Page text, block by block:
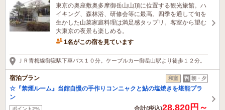
東京の奥座敷奥多摩御岳山山頂に位置する観光旅館。ハ
イキング、森林浴、研修会等に最高。四季を通して旬を
生かした山菜家庭料理は満足感タップリ。客室から望む
大東京の夜景も楽しめる。
1名がこの宿を見ています
ＪＲ青梅線御嶽駅下車バス１０分。ケーブルカー御岳山駅より徒歩１２分。
宿泊プラン 和室 朝・夕
☆『禁煙ルーム』当館自慢の手作りコンニャクと鮎の塩焼きを堪能プラ
ン
ポイント2% 合計(税込)28,820円～